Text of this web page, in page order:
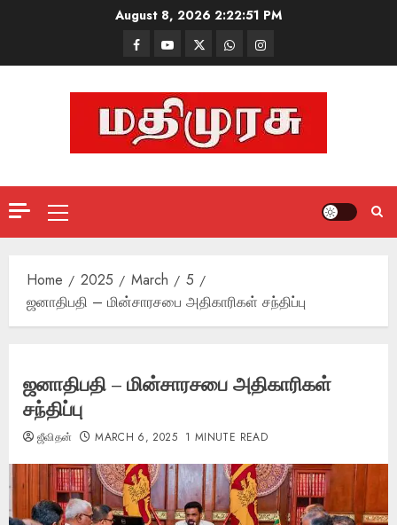
August 8, 2026 2:22:52 PM
FacebookMathemurasu
TV
TwitterWhatsAppInstagram
Primary
Menu
Home 2025 March
5
ஜனாதிபதி – மின்சாரசபை அதிகாரிகள் சந்திப்பு
ஜனாதிபதி – மின்சாரசபை அதிகாரிகள்
சந்திப்பு
ஜீவிதன் MARCH 6, 2025 1 MINUTE READ